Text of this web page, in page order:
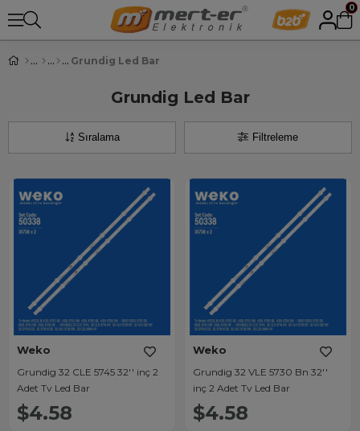
0
Grundig Led Bar
Grundig Led Bar
Filtreleme
Sıralama
Weko
Grundig 32 CLE 5745 32'' inç 2
Adet Tv Led Bar
$4.58
Weko
Grundig 32 VLE 5730 Bn 32''
inç 2 Adet Tv Led Bar
$4.58